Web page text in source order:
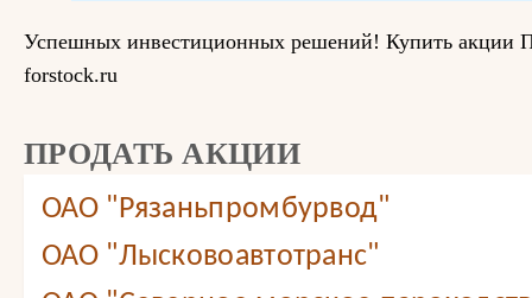
Успешных инвестиционных решений! Купить акции
forstock.ru
ПРОДАТЬ АКЦИИ
ОАО "Рязаньпромбурвод"
ОАО "Лысковоавтотранс"